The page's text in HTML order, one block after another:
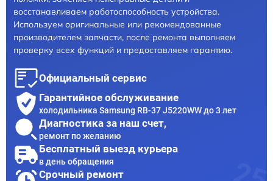
восстанавливаем работоспособность устройства.
Используем оригинальные или рекомендованные
производителем запчасти, после ремонта выполняем
проверку всех функций и предоставляем гарантию.
Официальный сервис
Гарантийное обслуживание
холодильника Samsung RB-37 J5220WW до 3 лет
Диагностика за наш счет,
ремонт по желанию
Бесплатный выезд курьера
в день обращения
Срочный ремонт